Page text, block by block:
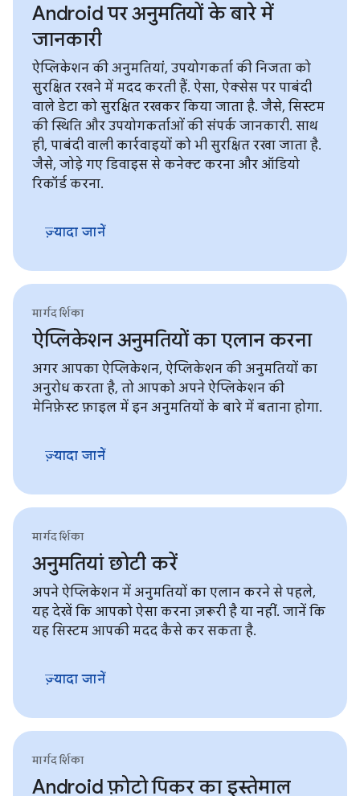
Android पर अनुमतियों के बारे में
जानकारी
ऐप्लिकेशन की अनुमतियां, उपयोगकर्ता की निजता को
सुरक्षित रखने में मदद करती हैं. ऐसा, ऐक्सेस पर पाबंदी
वाले डेटा को सुरक्षित रखकर किया जाता है. जैसे, सिस्टम
की स्थिति और उपयोगकर्ताओं की संपर्क जानकारी. साथ
ही, पाबंदी वाली कार्रवाइयों को भी सुरक्षित रखा जाता है.
जैसे, जोड़े गए डिवाइस से कनेक्ट करना और ऑडियो
रिकॉर्ड करना.
ज़्यादा जानें
मार्गदर्शिका
ऐप्लिकेशन अनुमतियों का एलान करना
अगर आपका ऐप्लिकेशन, ऐप्लिकेशन की अनुमतियों का
अनुरोध करता है, तो आपको अपने ऐप्लिकेशन की
मेनिफ़ेस्ट फ़ाइल में इन अनुमतियों के बारे में बताना होगा.
ज़्यादा जानें
मार्गदर्शिका
अनुमतियां छोटी करें
अपने ऐप्लिकेशन में अनुमतियों का एलान करने से पहले,
यह देखें कि आपको ऐसा करना ज़रूरी है या नहीं. जानें कि
यह सिस्टम आपकी मदद कैसे कर सकता है.
ज़्यादा जानें
मार्गदर्शिका
Android फ़ोटो पिकर का इस्तेमाल